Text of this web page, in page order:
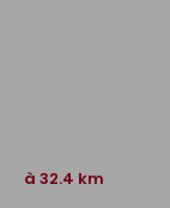
à 32.4 km